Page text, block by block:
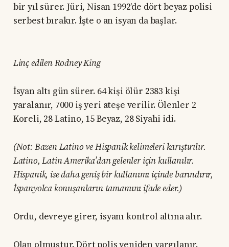
bir yıl sürer. Jüri, Nisan 1992’de dört beyaz polisi
serbest bırakır. İşte o an isyan da başlar.
Linç edilen Rodney King
İsyan altı gün sürer. 64 kişi ölür 2383 kişi
yaralanır, 7000 iş yeri ateşe verilir. Ölenler 2
Koreli, 28 Latino, 15 Beyaz, 28 Siyahi idi.
(Not: Bazen Latino ve Hispanik kelimeleri karıştırılır.
Latino, Latin Amerika’dan gelenler için kullanılır.
Hispanik, ise daha geniş bir kullanımı içinde barındırır,
İspanyolca konuşanların tamamını ifade eder.)
Ordu, devreye girer, isyanı kontrol altına alır.
Olan olmuştur. Dört polis yeniden yargılanır.